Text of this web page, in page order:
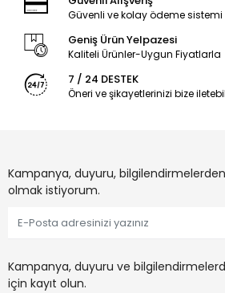
Güvenli ve kolay ödeme sistemi
Geniş Ürün Yelpazesi
Kaliteli Ürünler-Uygun Fiyatlarla
7 / 24 DESTEK
Öneri ve şikayetlerinizi bize
Kampanya, duyuru,
olmak istiyorum.
Kampanya, duyuru ve
için kayıt olun.